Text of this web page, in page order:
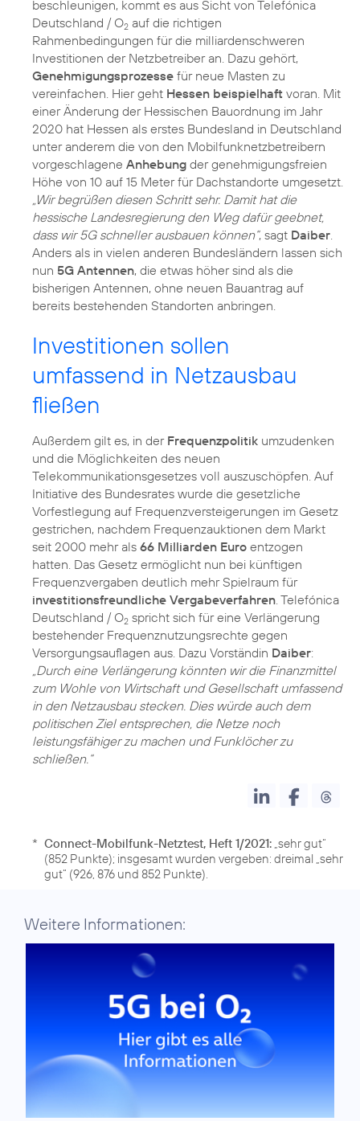
beschleunigen, kommt es aus Sicht von Telefónica
Deutschland / O2 auf die richtigen
Rahmenbedingungen für die milliardenschweren
Investitionen der Netzbetreiber an. Dazu gehört,
Genehmigungsprozesse für neue Masten zu
vereinfachen. Hier geht Hessen beispielhaft voran. Mit
einer Änderung der Hessischen Bauordnung im Jahr
2020 hat Hessen als erstes Bundesland in Deutschland
unter anderem die von den Mobilfunknetzbetreibern
vorgeschlagene Anhebung der genehmigungsfreien
Höhe von 10 auf 15 Meter für Dachstandorte umgesetzt.
„Wir begrüßen diesen Schritt sehr. Damit hat die
hessische Landesregierung den Weg dafür geebnet,
dass wir 5G schneller ausbauen können“, sagt Daiber.
Anders als in vielen anderen Bundesländern lassen sich
nun 5G Antennen, die etwas höher sind als die
bisherigen Antennen, ohne neuen Bauantrag auf
bereits bestehenden Standorten anbringen.
Investitionen sollen
umfassend in Netzausbau
fließen
Außerdem gilt es, in der Frequenzpolitik umzudenken
und die Möglichkeiten des neuen
Telekommunikationsgesetzes voll auszuschöpfen. Auf
Initiative des Bundesrates wurde die gesetzliche
Vorfestlegung auf Frequenzversteigerungen im Gesetz
gestrichen, nachdem Frequenzauktionen dem Markt
seit 2000 mehr als 66 Milliarden Euro entzogen
hatten. Das Gesetz ermöglicht nun bei künftigen
Frequenzvergaben deutlich mehr Spielraum für
investitionsfreundliche Vergabeverfahren. Telefónica
Deutschland / O2 spricht sich für eine Verlängerung
bestehender Frequenznutzungsrechte gegen
Versorgungsauflagen aus. Dazu Vorständin Daiber:
„Durch eine Verlängerung könnten wir die Finanzmittel
zum Wohle von Wirtschaft und Gesellschaft umfassend
in den Netzausbau stecken. Dies würde auch dem
politischen Ziel entsprechen, die Netze noch
leistungsfähiger zu machen und Funklöcher zu
schließen.“
* Connect-Mobilfunk-Netztest, Heft 1/2021: „sehr gut“
(852 Punkte); insgesamt wurden vergeben: dreimal „sehr
gut“ (926, 876 und 852 Punkte).
Weitere Informationen: